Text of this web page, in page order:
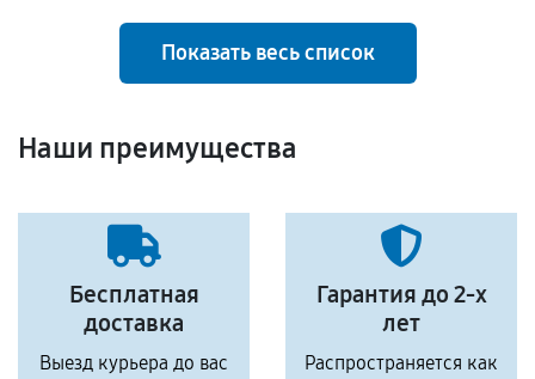
Показать весь список
Наши преимущества
Бесплатная
доставка
Выезд курьера до вас
Гарантия до 2-х
лет
Распространяется как